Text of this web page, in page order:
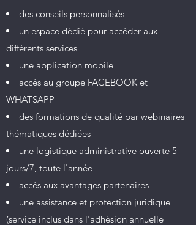
des conseils personnalisés
un espace dédié pour accéder aux
différents services
une application mobile
accès au groupe FACEBOOK et
WHATSAPP
des formations de qualité par webinaires
thématiques dédiées
une logistique administrative ouverte 5
jours/7, toute l'année
accès aux avantages partenaires
une assistance et protection juridique
(service inclus dans l'adhésion annuelle